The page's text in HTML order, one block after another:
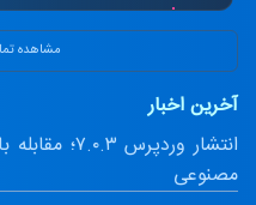
ماشین‌حساب پیشرفته سود
مشاهده
آخرین اخبار
انتشار
مصنوعی